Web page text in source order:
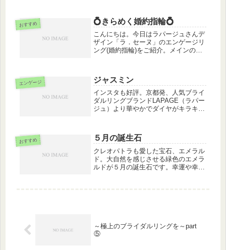
３週間後です❀今年は感謝を何で伝え
ようか考え始める時期ですがイン...
おすすめ 💍きらめく婚約指輪💍
こんにちは。今日はラパージュさんデ
ザイン「ラ．セーヌ」のエンゲージリ
ング(婚約指輪)をご紹介。メインのダ
頭にいらしてください！！記念日、
ク...
エンゲージ ジャスミン
インスタも好評。京都発、人気ブライ
ダルリングブランドLAPAGE（ラパー
ジュ）より華やかでダイヤがキラキラ
ン】花言葉：愛らしさ〜あなたへの愛
のしるし〜風に乗りオリエンタルな...
おすすめ ５月の誕生石
クレオパトラも愛した宝石、エメラル
ド。大自然を感じさせる緑色のエメラ
ルドが５月の誕生石です。幸運や幸福
～極上のブライダルリングを～part
⑤